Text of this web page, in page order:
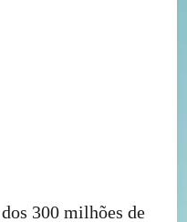
300 milhões de